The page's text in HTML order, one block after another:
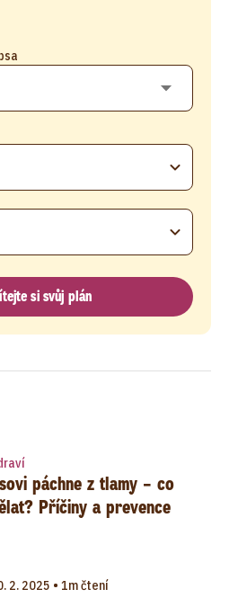
si svůj plán
páchne z tlamy – co
Příčiny a prevence
2. 2025 • 1m čtení